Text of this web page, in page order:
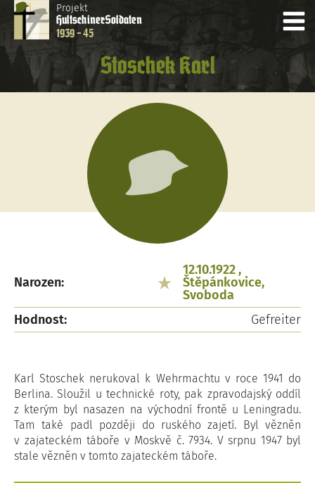
Projekt
HultschinerSoldaten
1939 - 45
Stoschek Karl
Narozen:
12.10.1922 ,
Štěpánkovice,
Svoboda
Hodnost:
Gefreiter
Karl Stoschek nerukoval k Wehrmachtu v roce 1941 do
Berlina. Sloužil u technické roty, pak zpravodajský oddíl
z kterým byl nasazen na východní frontě u Leningradu.
Tam také padl později do ruského zajetí. Byl vězněn
v zajateckém táboře v Moskvě č. 7934. V srpnu 1947 byl
stale vězněn v tomto zajateckém táboře.